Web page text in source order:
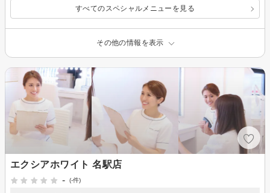
すべてのスペシャルメニューを見る
その他の情報を表示
エクシアホワイト 名駅店
-
(-件)